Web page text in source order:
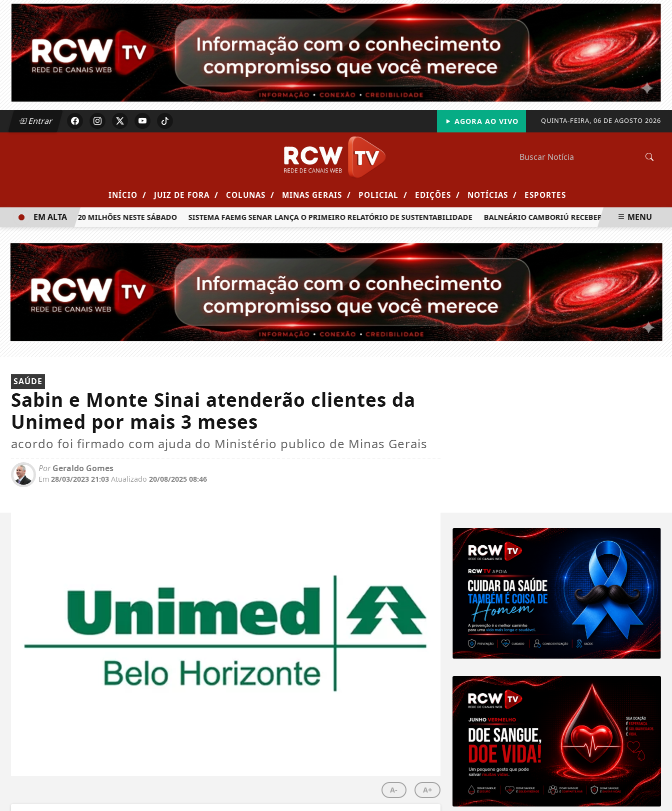
Entrar QUINTA-FEIRA, 06 DE AGOSTO 2026
AGORA AO VIVO
INÍCIO / JUIZ DE FORA / COLUNAS / MINAS GERAIS / POLICIAL / EDIÇÕES / NOTÍCIAS / ESPORTES
DE R$ 20 MILHÕES NESTE SÁBADO SISTEMA FAEMG SENAR LANÇA O PRIMEIRO RELATÓRIO DE SUSTENTABILIDADE BALNEÁRIO CAMBORIÚ RECEBERÁ MAIS DE 120
EM ALTA MENU
SAÚDE
Sabin e Monte Sinai atenderão clientes da
Unimed por mais 3 meses
acordo foi firmado com ajuda do Ministério publico de Minas Gerais
PorGeraldo Gomes
Em 28/03/2023 21:03 Atualizado 20/08/2025 08:46
A- A+